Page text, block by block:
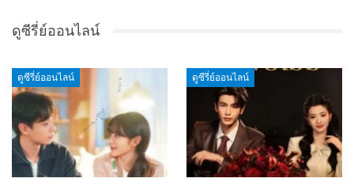
ดูซีรี่ย์ออนไลน์
ดูซีรี่ย์ออนไลน์ ดูซีรี่ย์ออนไลน์